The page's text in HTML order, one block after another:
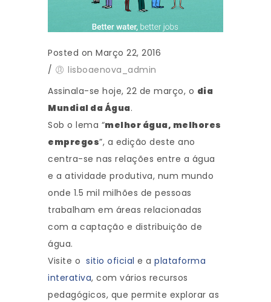
Posted on Março 22, 2016
/
lisboaenova_admin
Assinala-se hoje, 22 de março, o dia
Mundial da Água.
Sob o lema “melhor água, melhores
empregos”, a edição deste ano
centra-se nas relações entre a água
e a atividade produtiva, num mundo
onde 1.5 mil milhões de pessoas
trabalham em áreas relacionadas
com a captação e distribuição de
água.
Visite o sitio oficial e a plataforma
interativa, com vários recursos
pedagógicos, que permite explorar as